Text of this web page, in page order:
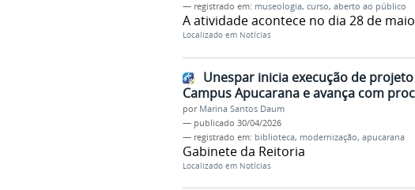
— registrado em: museologia, curso, aberto ao público
A atividade acontece no dia 28 de
Localizado em Notícias
Unespar inicia execução de
Campus Apucarana e avança com
por Marina Santos Daum
— publicado 30/04/2026
— registrado em: biblioteca, modernização, apucarana
Gabinete da Reitoria
Localizado em Notícias